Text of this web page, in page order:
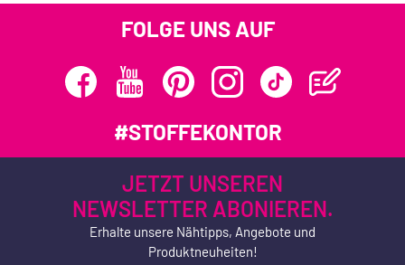
FOLGE UNS AUF
#STOFFEKONTOR
JETZT UNSEREN
NEWSLETTER ABONIEREN.
Erhalte unsere Nähtipps, Angebote und
Produktneuheiten!